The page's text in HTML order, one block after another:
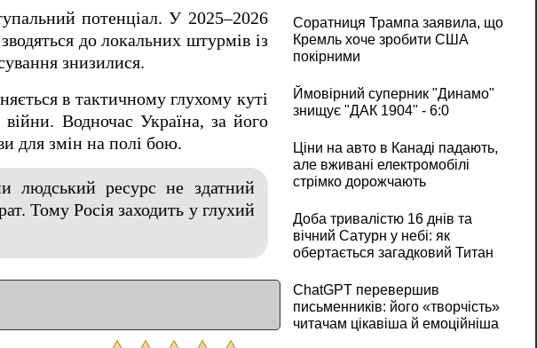
потенціал. У 2025–2026
до локальних штурмів із
знизилися.
в тактичному глухому куті
Водночас Україна, за його
для змін на полі бою.
людський ресурс не здатний
Тому Росія заходить у глухий
Соратниця Трампа заявила, що
Кремль хоче зробити США
покірними
Ймовірний суперник "Динамо"
знищує "ДАК 1904" - 6:0
Ціни на авто в Канаді падають,
але вживані електромобілі
стрімко дорожчають
Доба тривалістю 16 днів та
вічний Сатурн у небі: як
обертається загадковий Титан
ChatGPT перевершив
письменників: його «творчість»
читачам цікавіша й емоційніша